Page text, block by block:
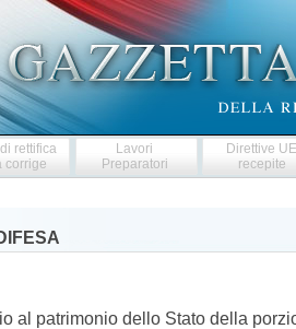
rettifica
corrige
Lavori
Preparatori
Direttive
recepite
al patrimonio dello Stato della